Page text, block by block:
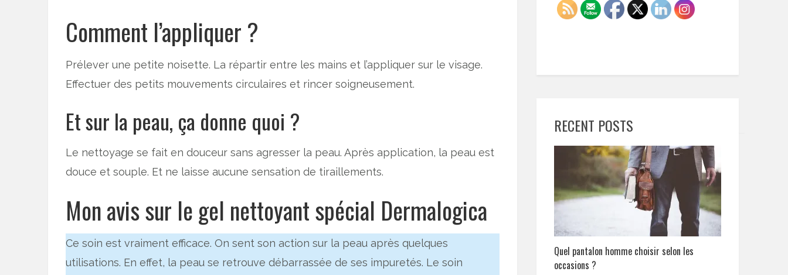
Comment l’appliquer ?
Prélever une petite noisette. La répartir entre les mains et l’appliquer sur le visage.
Effectuer des petits mouvements circulaires et rincer soigneusement.
Et sur la peau, ça donne quoi ?
Le nettoyage se fait en douceur sans agresser la peau. Après application, la peau est
douce et souple. Et ne laisse aucune sensation de tiraillements.
Mon avis sur le gel nettoyant spécial Dermalogica
Ce soin est vraiment efficace. On sent son action sur la peau après quelques
utilisations. En effet, la peau se retrouve débarrassée de ses impuretés. Le soin
RECENT POSTS
Quel pantalon homme choisir selon les
occasions ?